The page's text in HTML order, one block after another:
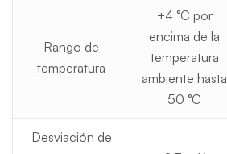
Rango de
temperatura
+4 °C por
encima de la
temperatura
ambiente hasta
50 °C
Desviación de